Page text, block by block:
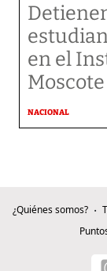
en el
Moscote
NACIONAL
¿Quiénes somos?